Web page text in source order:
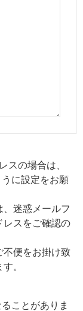
スの場合は、
うに設定をお願
迷惑メールフ
レスをご確認の
便をお掛け致
。
ことがありま